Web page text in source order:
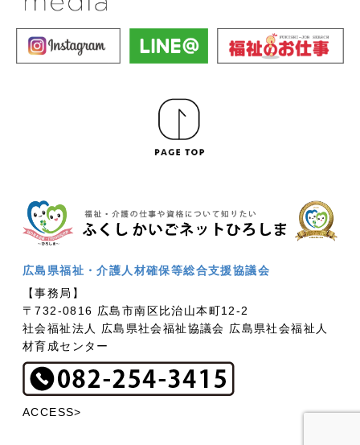
広島県福祉・介護人材確保等総合支援協議会
【事務局】
〒732-0816 広島市南区比治山本町12-2
社会福祉法人 広島県社会福祉協議会 広島県社会福祉人
材育成センター
ACCESS>